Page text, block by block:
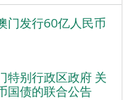
门发行60亿人民币
特别行政区政府 关
国债的联合公告